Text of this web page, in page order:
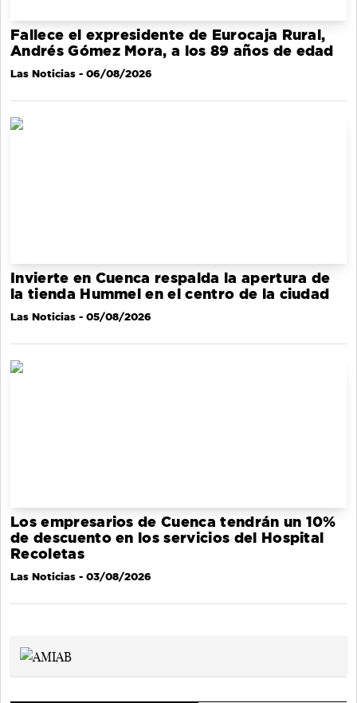
Fallece el expresidente de Eurocaja Rural,
Andrés Gómez Mora, a los 89 años de edad
Las Noticias - 06/08/2026
Invierte en Cuenca respalda la apertura de
la tienda Hummel en el centro de la ciudad
Las Noticias - 05/08/2026
Los empresarios de Cuenca tendrán un 10%
de descuento en los servicios del Hospital
Recoletas
Las Noticias - 03/08/2026